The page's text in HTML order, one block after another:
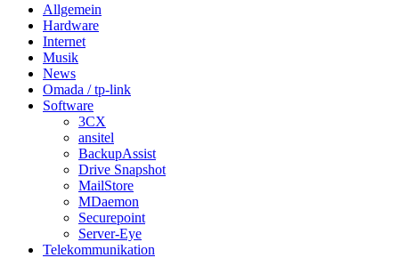
Allgemein
Hardware
Internet
Musik
News
Omada / tp-link
Software
3CX
ansitel
BackupAssist
Drive Snapshot
MailStore
MDaemon
Securepoint
Server-Eye
Telekommunikation